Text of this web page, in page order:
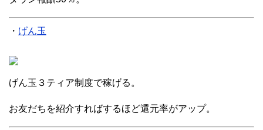
・ げん玉
げん玉３ティア制度で稼げる。
お友だちを紹介すればするほど還元率がアップ。